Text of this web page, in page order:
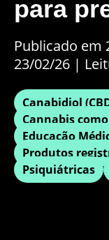
para
Publicado em
23/02/26 |
Canabidiol
Cannabis
Educação
Produtos
Psiquiátricas